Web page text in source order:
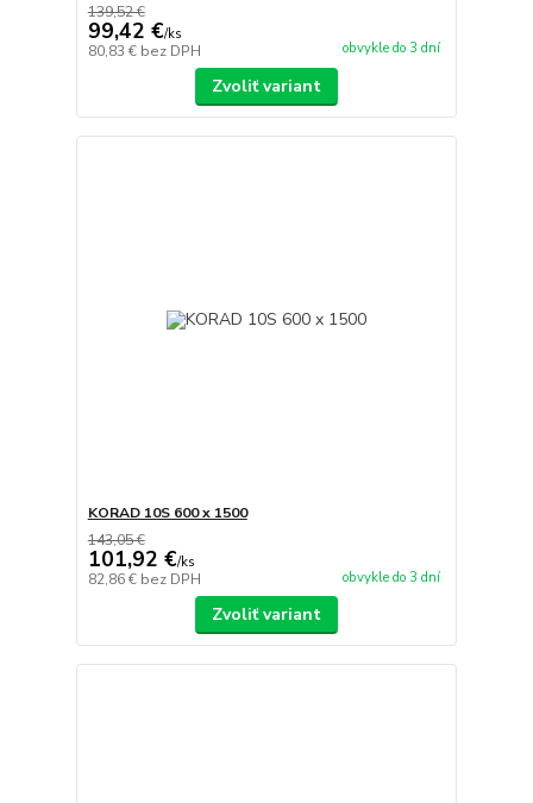
139,52 €
99,42 €/ks
80,83 € bez DPH obvykle do 3 dní
Zvoliť variant
KORAD 10S 600 x 1500
143,05 €
101,92 €/ks
82,86 € bez DPH obvykle do 3 dní
Zvoliť variant